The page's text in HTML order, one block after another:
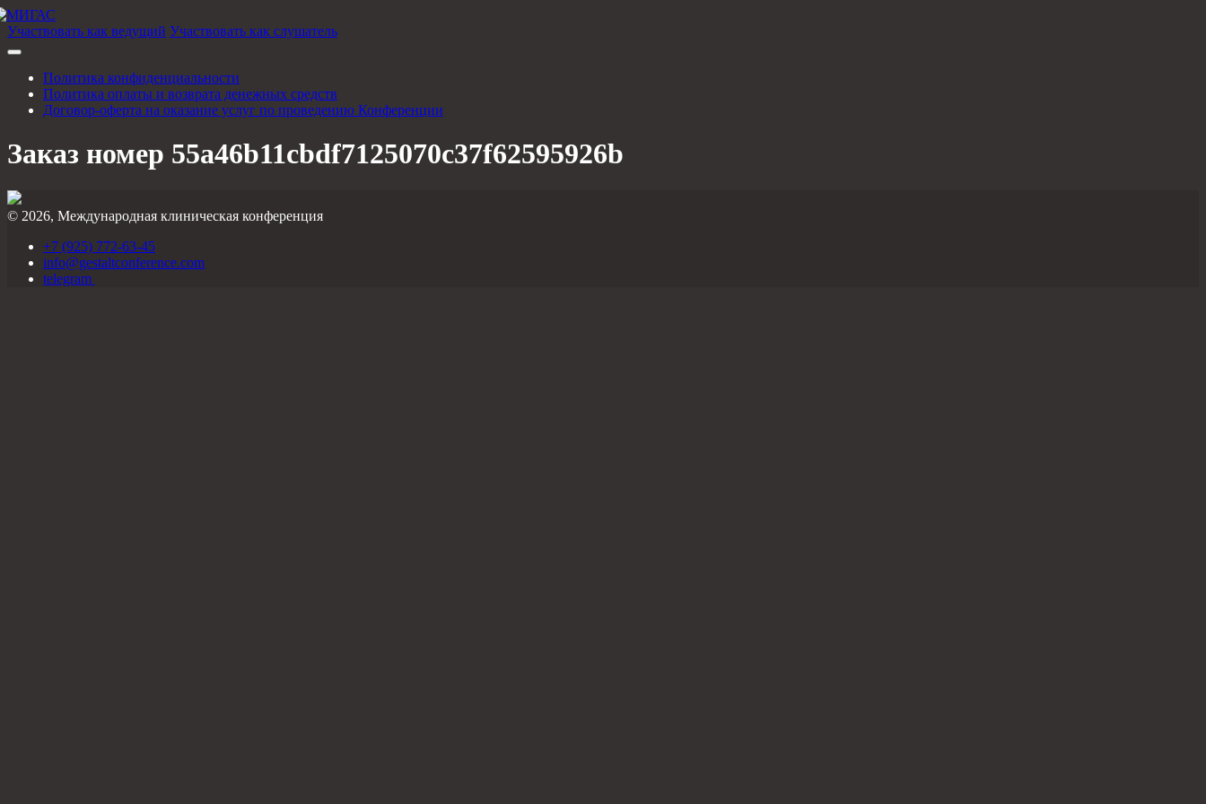
Участвовать как ведущий Участвовать как слушатель
Политика конфиденциальности
Политика оплаты и возврата денежных средств
Договор-оферта на оказание услуг по проведению Конференции
Заказ номер 55a46b11cbdf7125070c37f62595926b
© 2026, Международная клиническая конференция
+7 (925) 772-63-45
info@gestaltconference.com
telegram